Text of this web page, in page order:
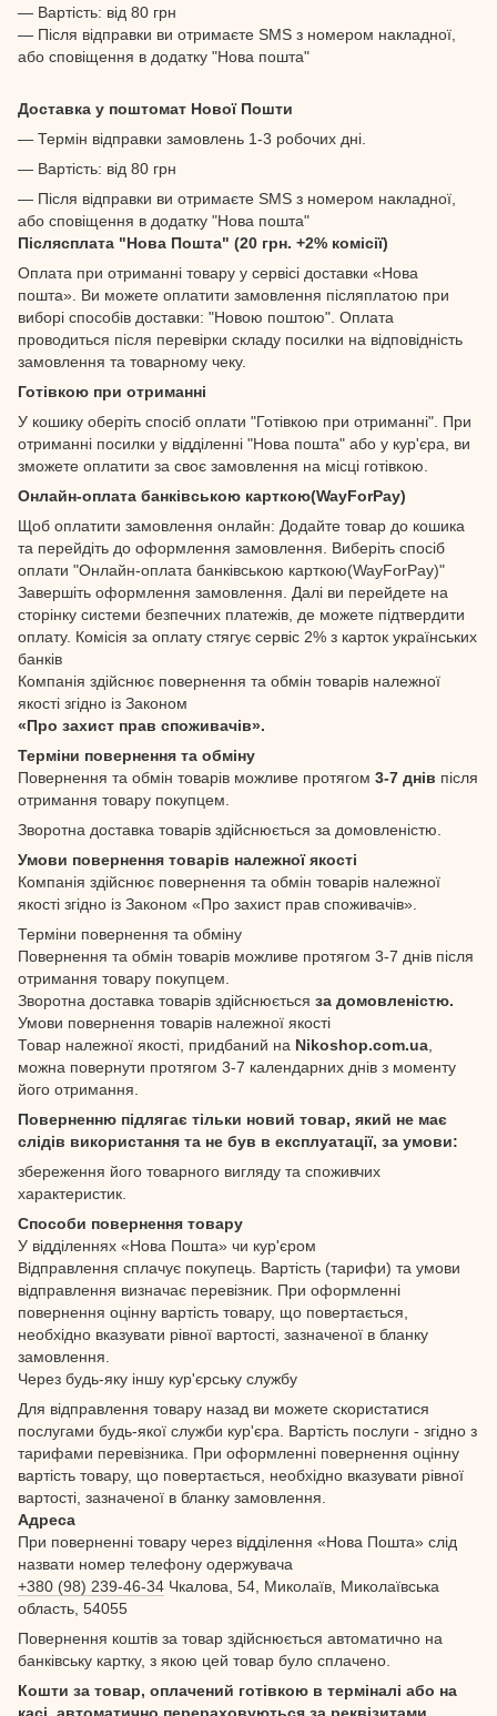
— Вартість: від 80 грн
— Після відправки ви отримаєте SMS з номером накладної,
або сповіщення в додатку "Нова пошта"
Доставка у поштомат Нової Пошти
— Термін відправки замовлень 1-3 робочих дні.
— Вартість: від 80 грн
— Після відправки ви отримаєте SMS з номером накладної,
або сповіщення в додатку "Нова пошта"
Післясплата "Нова Пошта" (20 грн. +2% комісії)
Оплата при отриманні товару у сервісі доставки «Нова
пошта». Ви можете оплатити замовлення післяплатою при
виборі способів доставки: "Новою поштою". Оплата
проводиться після перевірки складу посилки на відповідність
замовлення та товарному чеку.
Готівкою при отриманні
У кошику оберіть спосіб оплати "Готівкою при отриманні". При
отриманні посилки у відділенні "Нова пошта" або у кур'єра, ви
зможете оплатити за своє замовлення на місці готівкою.
Онлайн-оплата банківською карткою(WayForPay)
Щоб оплатити замовлення онлайн: Додайте товар до кошика
та перейдіть до оформлення замовлення. Виберіть спосіб
оплати "Онлайн-оплата банківською карткою(WayForPay)"
Завершіть оформлення замовлення. Далі ви перейдете на
сторінку системи безпечних платежів, де можете підтвердити
оплату. Комісія за оплату стягує сервіс 2% з карток українських
банків
Компанія здійснює повернення та обмін товарів належної
якості згідно із Законом
«Про захист прав споживачів».
Терміни повернення та обміну
Повернення та обмін товарів можливе протягом 3-7 днів після
отримання товару покупцем.
Зворотна доставка товарів здійснюється за домовленістю.
Умови повернення товарів належної якості
Компанія здійснює повернення та обмін товарів належної
якості згідно із Законом «Про захист прав споживачів».
Терміни повернення та обміну
Повернення та обмін товарів можливе протягом 3-7 днів після
отримання товару покупцем.
Зворотна доставка товарів здійснюється за домовленістю.
Умови повернення товарів належної якості
Товар належної якості, придбаний на Nikoshop.com.ua
можна повернути протягом 3-7 календарних днів з моменту
його отримання.
Поверненню підлягає тільки новий товар, який не має
слідів використання та не був в експлуатації, за умови:
збереження його товарного вигляду та споживчих
характеристик.
Способи повернення товару
У відділеннях «Нова Пошта» чи кур'єром
Відправлення сплачує покупець. Вартість (тарифи) та умови
відправлення визначає перевізник. При оформленні
повернення оцінну вартість товару, що повертається,
необхідно вказувати рівної вартості, зазначеної в бланку
замовлення.
Через будь-яку іншу кур'єрську службу
Для відправлення товару назад ви можете скористатися
послугами будь-якої служби кур'єра. Вартість послуги - згідно з
тарифами перевізника. При оформленні повернення оцінну
вартість товару, що повертається, необхідно вказувати рівної
вартості, зазначеної в бланку замовлення.
Адреса
При поверненні товару через відділення «Нова Пошта» слід
назвати номер телефону одержувача
+380 (98) 239-46-34 Чкалова, 54, Миколаїв, Миколаївська
область, 54055
Повернення коштів за товар здійснюється автоматично на
банківську картку, з якою цей товар було сплачено.
Кошти за товар, оплачений готівкою в терміналі або на
касі, автоматично перераховуються за реквізитами